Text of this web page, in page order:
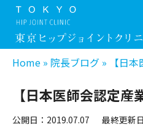
Home » 院長ブログ » 【日
【日本医師会認定産
公開日：2019.07.07 最終更新